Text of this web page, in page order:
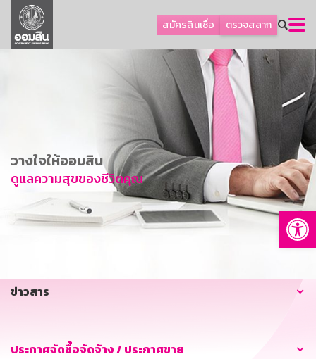
สมัครสินเชื่อ ตรวจสลาก
ลูกค้าธุรกิจ
ลูกค้าผู้ประกอบรายย่อย
การพัฒนาที่ยั่งยืน
ข่าวสาร
บริการทางการเงิน
อื่นๆ
วางใจให้ออมสิน
ดูแลความสุขของชีวิตคุณ
ข่าวสาร
ประกาศจัดซื้อจัดจ้าง / ประกาศขาย